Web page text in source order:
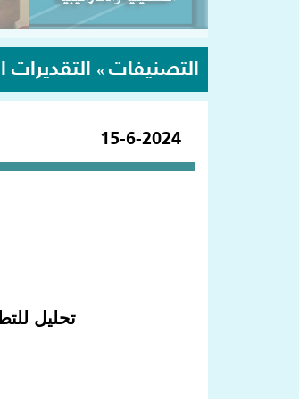
التصنيفات »
15-6-2024
تحليل